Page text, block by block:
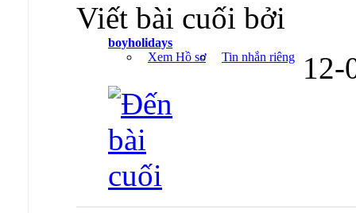
Viết bài cuối bởi
boyholidays
Xem Hồ sơ
Tin nhắn riêng